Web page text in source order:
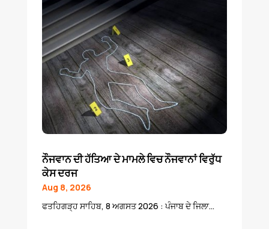
ਨੌਜਵਾਨ ਦੀ ਹੱਤਿਆ ਦੇ ਮਾਮਲੇ ਵਿਚ ਨੌਜਵਾਨਾਂ ਵਿਰੁੱਧ
ਕੇਸ ਦਰਜ
Aug 8, 2026
ਫਤਹਿਗੜ੍ਹ ਸਾਹਿਬ, 8 ਅਗਸਤ 2026 : ਪੰਜਾਬ ਦੇ ਜਿਲਾ...